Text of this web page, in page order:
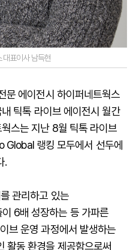
표이사 남득현
문 에이전시 하이퍼네트웍스
틱톡 라이브 에이전시 월간
스는 지난 8월 틱톡 라이브
Global 랭킹 모두에서 선두에
.
관리하고 있는
6배 성장하는 등 가파른
브 운영 과정에서 발생하는
활동 환경을 제공함으로써